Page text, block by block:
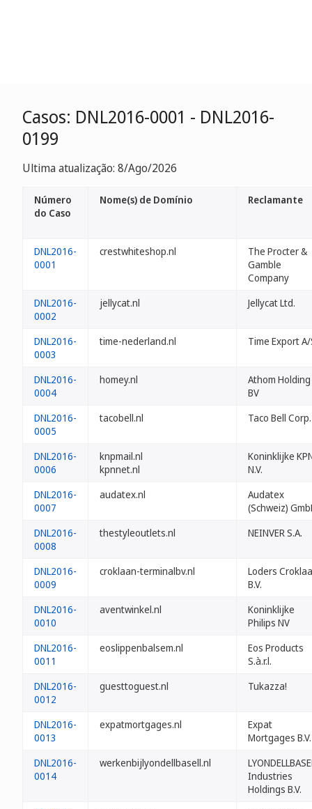
Casos: DNL2016-0001 - DNL2016-
0199
Ultima atualização: 8/Ago/2026
Número
do Caso
Nome(s) de Domínio Reclamante
DNL2016-
0001
crestwhiteshop.nl
The Procter &
Gamble
Company
DNL2016-
0002
jellycat.nl Jellycat Ltd.
DNL2016-
0003
time-nederland.nl Time Export
DNL2016-
0004
homey.nl
Athom Holding
BV
DNL2016-
0005
tacobell.nl Taco Bell Corp.
DNL2016-
0006
knpmail.nl
kpnnet.nl
Koninklijke
N.V.
DNL2016-
0007
audatex.nl
Audatex
(Schweiz)
DNL2016-
0008
thestyleoutlets.nl NEINVER S.A.
DNL2016-
0009
croklaan-terminalbv.nl
Loders
B.V.
DNL2016-
0010
aventwinkel.nl
Koninklijke
Philips NV
DNL2016-
0011
eoslippenbalsem.nl
Eos Products
S.à.r.l.
DNL2016-
0012
guesttoguest.nl Tukazza!
DNL2016-
0013
expatmortgages.nl
Expat
Mortgages B.V.
DNL2016-
0014
werkenbijlyondellbasell.nl
Industries
Holdings B.V.